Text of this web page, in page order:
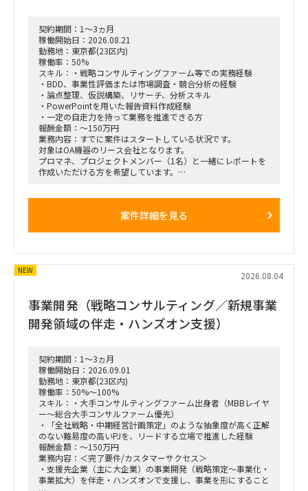
契約期間：1～3ヵ月
稼働開始日：2026.08.21
勤務地：東京都(23区内)
稼働率：50%
スキル：・戦略コンサルティングファーム等での実務経験
・BDD、事業性評価または市場調査・競合分析の経験
・論点整理、仮説構築、リサーチ、分析スキル
・PowerPointを用いた報告資料作成経験
・一定の自走力を持って業務を推進できる方
報酬金額：～150万円
業務内容：すでに案件はスタートしている状況です。
対象はOA機器のリース会社となります。
プロマネ、プロジェクトメンバー（1名）と一緒にレポートを
作成いただける方を希望しています。
・対象企業の事業性、競争優位性、成長余地の評価
案件詳細を見る
2026.08.04
NEW
事業開発（戦略コンサルティング／新規事業
開発領域の伴走・ハンズオン支援）
契約期間：1～3ヵ月
稼働開始日：2026.09.01
勤務地：東京都(23区内)
稼働率：50%～100%
スキル：・大手コンサルティングファーム出身者（MBBレイヤ
ー～総合大手コンサルファーム優先）
・「全社戦略・中期経営計画策定」のような抽象度が高く正解
のない難易度の高いPJを、リードする立場で推進した経験
報酬金額：～150万円
業務内容：＜完了要件/カスタマーサクセス＞
・支援先企業（主に大企業）の事業開発（戦略策定～事業化・
事業拡大）を伴走・ハンズオンで支援し、事業を形にすること